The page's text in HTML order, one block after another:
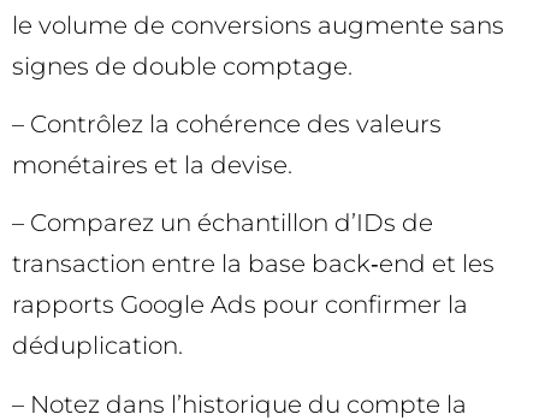
le volume de conversions augmente sans
signes de double comptage.
– Contrôlez la cohérence des valeurs
monétaires et la devise.
– Comparez un échantillon d’IDs de
transaction entre la base back‑end et les
rapports Google Ads pour confirmer la
déduplication.
– Notez dans l’historique du compte la